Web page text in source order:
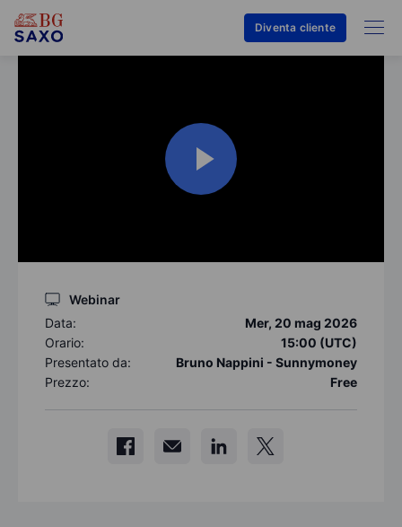
Diventa cliente
Webinar
Data:
Mer, 20 mag 2026
Orario:
15:00 (UTC)
Presentato da:
Bruno Nappini - Sunnymoney
Prezzo:
Free